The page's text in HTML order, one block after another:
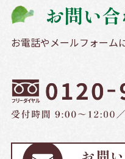
お問い
お電話やメールフォーム